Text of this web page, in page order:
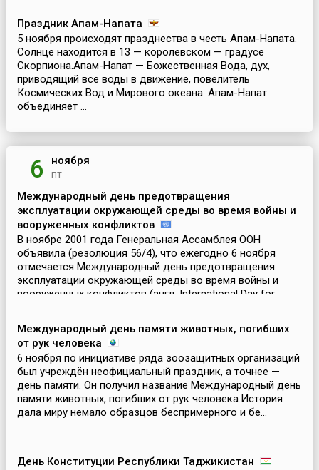
Праздник Апам-Напата
5 ноября происходят празднества в честь Апам-Напата.
Солнце находится в 13 — королевском — градусе
Скорпиона.Апам-Напат — Божественная Вода, дух,
приводящий все воды в движение, повелитель
Космических Вод и Мирового океана. Апам-Напат
объединяет ...
6 ноября
пт
Международный день предотвращения
эксплуатации окружающей среды во время войны и
вооруженных конфликтов
В ноябре 2001 года Генеральная Ассамблея ООН
объявила (резолюция 56/4), что ежегодно 6 ноября
отмечается Международный день предотвращения
эксплуатации окружающей среды во время войны и
вооруженных конфликтов (англ. International Day for
Международный день памяти животных, погибших
от рук человека
6 ноября по инициативе ряда зоозащитных организаций
был учреждён неофициальный праздник, а точнее —
день памяти. Он получил название Международный день
памяти животных, погибших от рук человека.История
дала миру немало образцов беспримерного и бе...
День Конституции Республики Таджикистан